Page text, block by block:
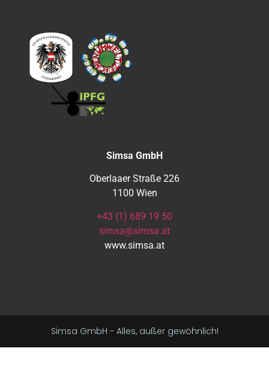
Simsa GmbH
Oberlaaer Straße 226
1100 Wien
+43 (1) 689 19 50
simsa@simsa.at
www.simsa.at
Simsa GmbH - Alles, außer gewöhnlich!